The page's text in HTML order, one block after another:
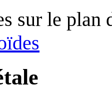
sur le